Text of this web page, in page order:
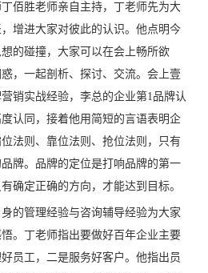
胜老师亲自主持，丁老师先为大
增进大家对彼此的认识。他点明今
的碰撞，大家可以在会上畅所欲
，一起剖析、探讨、交流。会上壹
销实战经验，李总的企业第1品牌认
认同，接着他用简短的言语表明企
法则、靠位法则、抢位法则，只有
牌。品牌的定位是打响品牌的第一
确定正确的方向，才能达到目标。
管理经验与咨询辅导经验为大家
。丁老师指出要做好百年企业主要
员工，二是服务好客户。他指出员